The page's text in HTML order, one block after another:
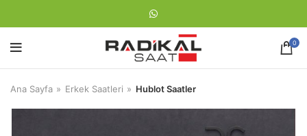
0
Ana Sayfa Erkek Saatleri Hublot Saatler